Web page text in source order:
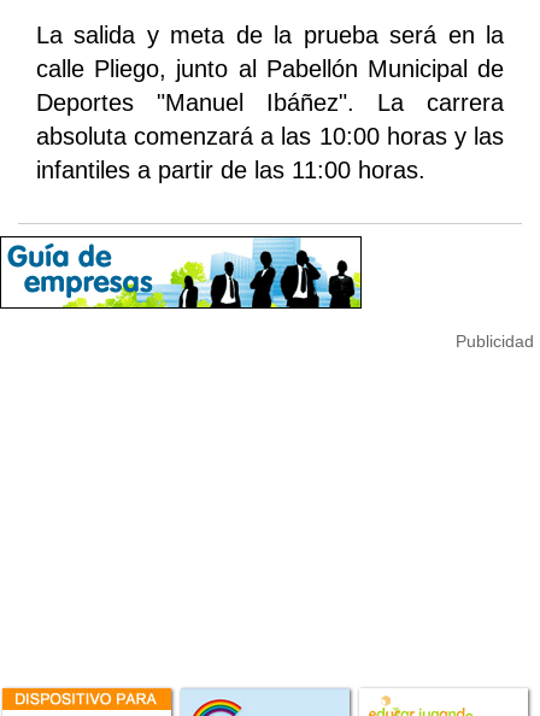
La salida y meta de la prueba será en la
calle Pliego, junto al Pabellón Municipal de
Deportes "Manuel Ibáñez". La carrera
absoluta comenzará a las 10:00 horas y las
infantiles a partir de las 11:00 horas.